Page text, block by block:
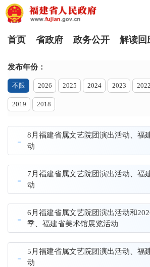
首页 省政府 政务公开 解读回
发布年份：
不限 2026 2025 2024 2023 2022
2019 2018
8月福建省属文艺院团演出活动、福
动
7月福建省属文艺院团演出活动、福
动
6月福建省属文艺院团演出活动和
季、福建省美术馆展览活动
5月福建省属文艺院团演出活动、福
动